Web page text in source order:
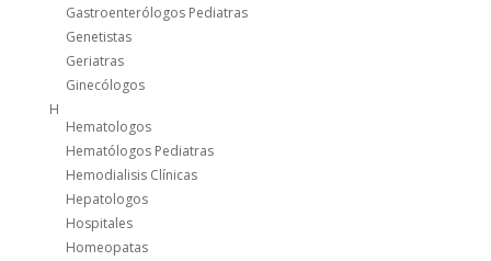
Gastroenterólogos Pediatras
Genetistas
Geriatras
Ginecólogos
H
Hematologos
Hematólogos Pediatras
Hemodialisis Clínicas
Hepatologos
Hospitales
Homeopatas